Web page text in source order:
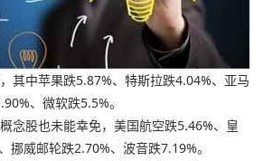
其中苹果跌5.87%、特斯拉跌4.04%、亚马
、微软跌5.5%。
念股也未能幸免，美国航空跌5.46%、皇
挪威邮轮跌2.70%、波音跌7.19%。